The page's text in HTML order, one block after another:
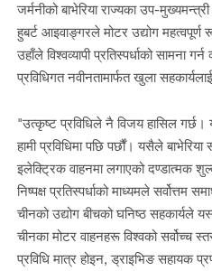
जर्मनीको बाभेरिया राज्यका उप-
हुबर्ट आइवाङ्गरले मोटर उद्योग
उहाँले विश्वव्यापी प्रतिस्पर्धाको सामना
प्रविधिगत नवीनतामार्फत खुला
"उत्कृष्ट प्रविधिले नै विजय हासिल गर्छ।
हामी प्रविधिमा पछि पर्छौं। यसैले
इलेक्ट्रिक वाहनमा लगाएको दण्डात्मक
निष्पक्ष प्रतिस्पर्धाको माध्यमले सर्वोत्तम
चीनको उद्योग बीचको घनिष्ठ
चीनका मोटर वाहनहरू विश्वको
प्रविधि मात्र होइन, ड्राइभिङ सहायक